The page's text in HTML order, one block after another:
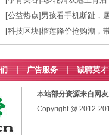
[公益热点] 男孩看手机断趾，
[科技区块]榴莲降价抢购潮，
广告服务 | 诚聘英才
本站部分资源来自网
Copyright @ 2012-